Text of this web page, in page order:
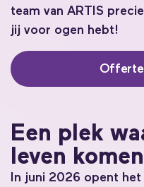
Een plek
leven komen
In juni 2026 opent
team van ARTIS
jij voor ogen hebt!
Offerte